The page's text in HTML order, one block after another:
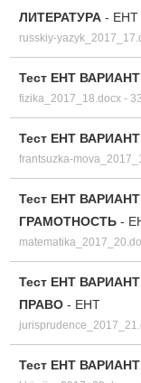
ЛИТЕРАТУРА - ЕНТ
russkiy-
Тест ЕНТ
fizika_2017_18.docx -
Тест ЕНТ
frantsuzka-
Тест ЕНТ
ГРАМОТНОСТЬ -
Тест ЕНТ
ПРАВО - ЕНТ
Тест ЕНТ